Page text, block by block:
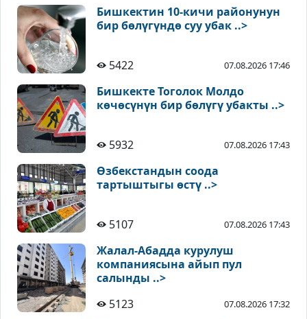
Бишкектин 10-кичи районунун
бир бөлүгүндө суу убак ..>
5422 07.08.2026 17:46
Бишкекте Тоголок Молдо
көчөсүнүн бир бөлүгү убакты ..>
5932 07.08.2026 17:43
Өзбекстандын соода
тартыштыгы өстү ..>
5107 07.08.2026 17:43
Жалал-Абадда курулуш
компаниясына айып пул
салынды ..>
5123
07.08.2026 17:32